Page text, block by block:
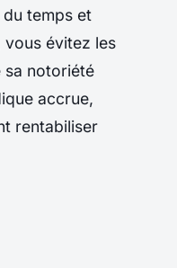
temps et
vous évitez les
sa notoriété
accrue,
rentabiliser